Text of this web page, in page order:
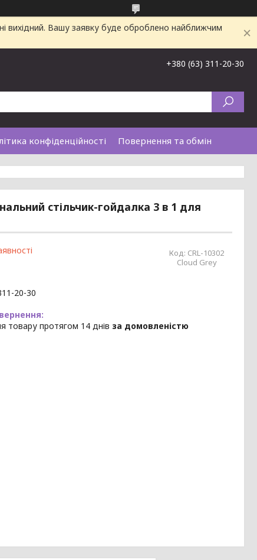
вихідний. Вашу заявку буде оброблено найближчим
+380 (63) 311-20-30
конфіденційності Повернення та обмін
стільчик-гойдалка 3 в 1 для
Код: CRL-10302
Cloud Grey
20-30
товару протягом 14 днів за домовленістю